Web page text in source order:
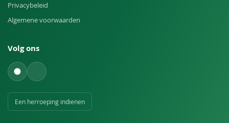
Privacybeleid
Algemene voorwaarden
Volg ons
Een herroeping indienen